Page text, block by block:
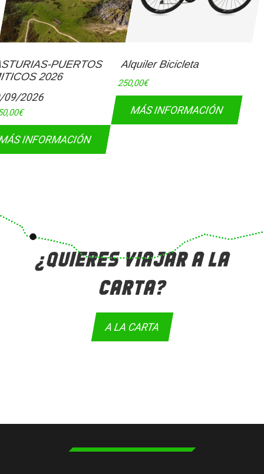
PUERTOS
2026
09/2026
€
INFORMACIÓN
Alquiler Bicicleta
250,00€
MÁS INFORMACIÓN
¿QUIERES VIAJAR A LA
CARTA?
A LA CARTA